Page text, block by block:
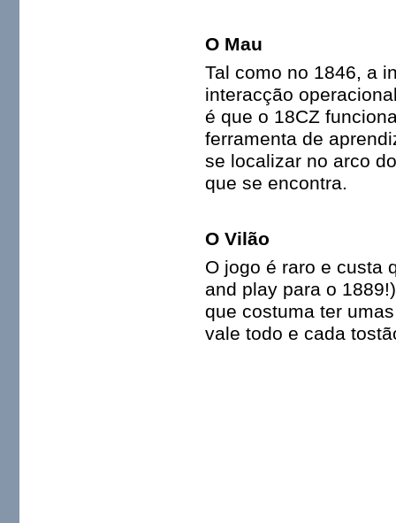
O Mau
Tal como no 1846, a
interacção
é que o 18CZ
ferramenta de
se localizar no arco
que se encontra.
O Vilão
O jogo é raro e custa
and play para o
que costuma ter
vale todo e cada